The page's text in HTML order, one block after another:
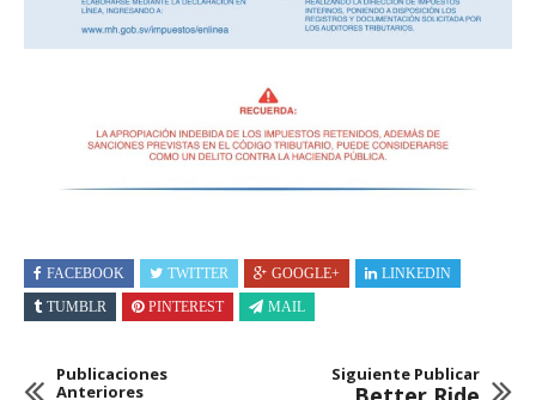
FACEBOOK TWITTER GOOGLE+
LINKEDIN
TUMBLR
PINTEREST MAIL
Publicaciones
Anteriores
Siguiente Publicar